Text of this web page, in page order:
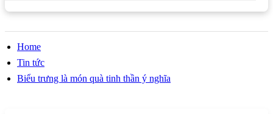
Home
Tin tức
Biểu trưng là món quà tinh thần ý nghĩa